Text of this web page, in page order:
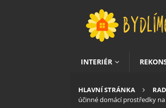
INTERIÉR
HLAVNÍ STRÁNKA
účinné domácí prostředky